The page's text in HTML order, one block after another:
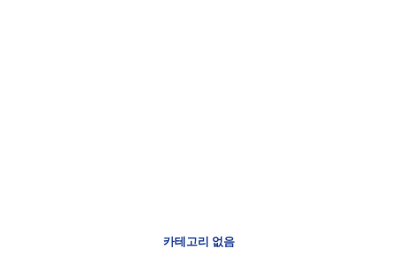
카테고리 없음